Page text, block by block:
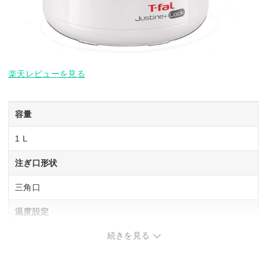
楽天レビューを見る
容量
1 L
注ぎ口形状
三角口
温度設定
続きを見る